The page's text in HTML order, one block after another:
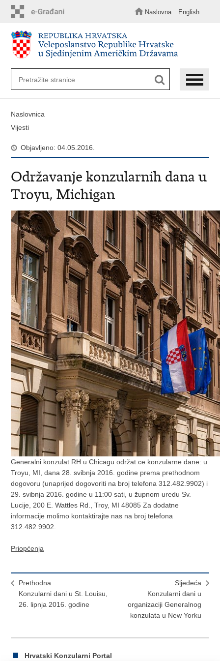
sadržaj
Naslovna English
Naslovnica
Vijesti
Objavljeno: 04.05.2016.
Održavanje konzularnih dana u
Troyu, Michigan
Generalni konzulat RH u Chicagu održat ce konzularne dane: u
Troyu, MI, dana 28. svibnja 2016. godine prema prethodnom
dogovoru (unaprijed dogovoriti na broj telefona 312.482.9902) i
29. svibnja 2016. godine u 11:00 sati, u župnom uredu Sv.
Lucije, 200 E. Wattles Rd., Troy, MI 48085 Za dodatne
informacije molimo kontaktirajte nas na broj telefona
312.482.9902.
Priopćenja
Prethodna
Konzularni dani u St. Louisu,
26. lipnja 2016. godine
Sljedeća
Konzularni dani u
organizaciji Generalnog
konzulata u New Yorku
Hrvatski Konzularni Portal